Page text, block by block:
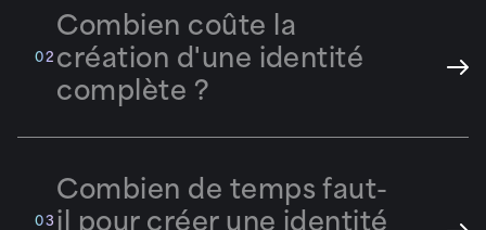
02
Combien coûte la
création d'une identité
complète ?
Le tarif varie selon le nombre de supports
à créer (juste un logo ou une charte
03
Combien de temps faut-
il pour créer une identité